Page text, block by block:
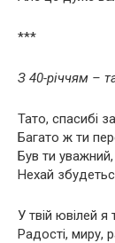
***
З 40-річчям –
Тато, спасибі
Багато ж ти
Був ти
Нехай
У твій ювілей я
Радості, миру,